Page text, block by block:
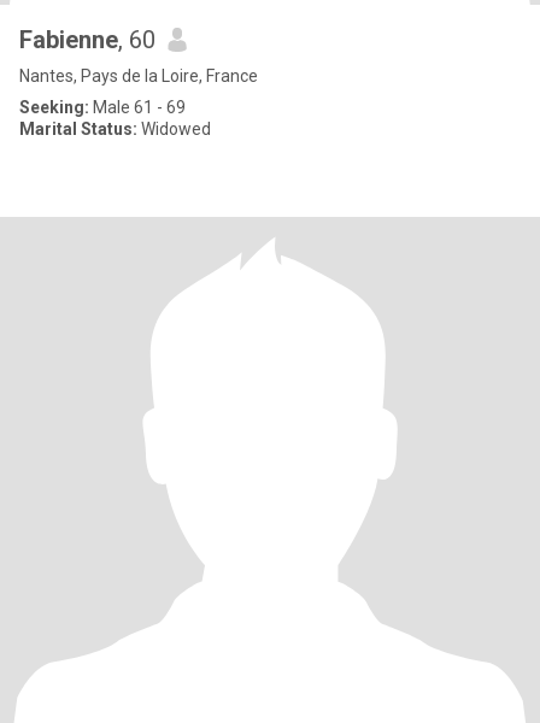
Fabienne, 60
Nantes, Pays de la Loire, France
Seeking: Male 61 - 69
Marital Status: Widowed